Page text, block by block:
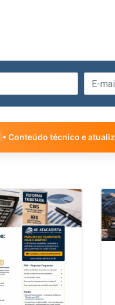
• Conteúdo técnico e